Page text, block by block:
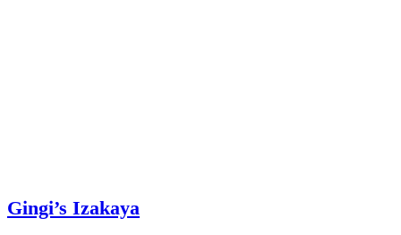
Gingi’s Izakaya